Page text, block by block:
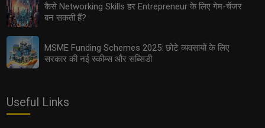
EV Supply Chain: इलेक्ट्रिक व्हीकल इंडस्ट्री में छोटे कारोबारियों
के लिए सुनहरे अवसर
कैसे Networking Skills हर Entrepreneur के लिए गेम-चेंजर
बन सकती हैं?
MSME Funding Schemes 2025: छोटे व्यवसायों के लिए
सरकार की नई स्कीम्स और सब्सिडी
Useful Links